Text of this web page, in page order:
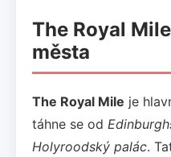
The Royal
města
The Royal Mile je
táhne se od
Holyroodský palác.